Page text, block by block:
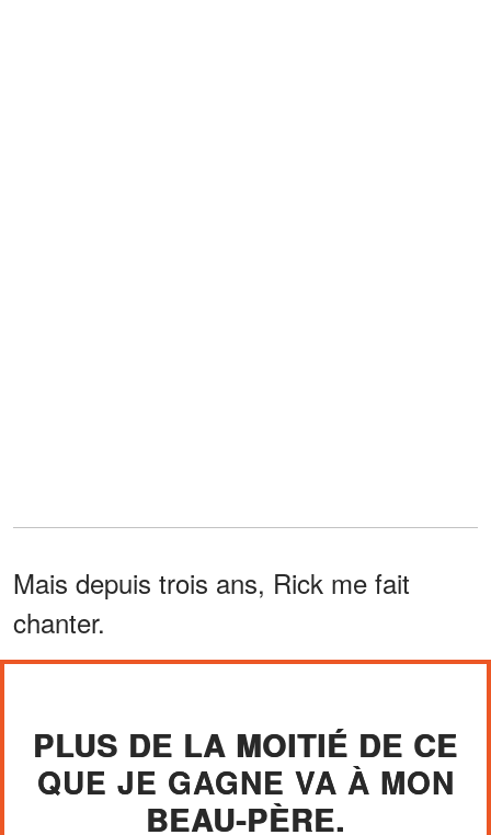
Mais depuis trois ans, Rick me fait
chanter.
PLUS DE LA MOITIÉ DE CE
QUE JE GAGNE VA À MON
BEAU-PÈRE.